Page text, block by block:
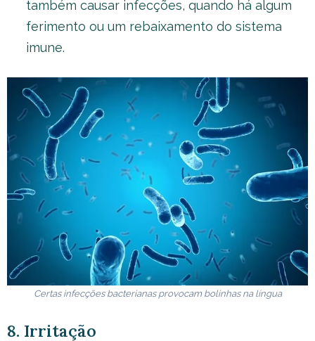
também causar infecções, quando há algum
ferimento ou um rebaixamento do sistema
imune.
Certas infecções bacterianas provocam bolinhas na língua
8. Irritação